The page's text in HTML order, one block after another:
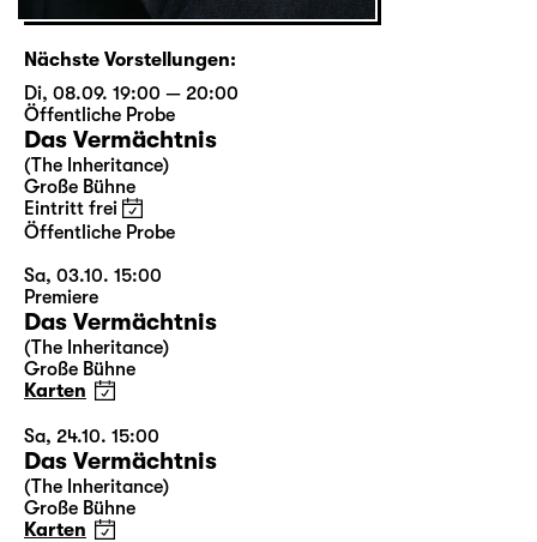
Nächste Vorstellungen:
Di, 08.09. 19:00 — 20:00
Öffentliche Probe
Das Vermächtnis
(The Inheritance)
Große Bühne
Eintritt frei
Öffentliche Probe
Sa, 03.10. 15:00
Premiere
Das Vermächtnis
(The Inheritance)
Große Bühne
Karten
Sa, 24.10. 15:00
Das Vermächtnis
(The Inheritance)
Große Bühne
Karten